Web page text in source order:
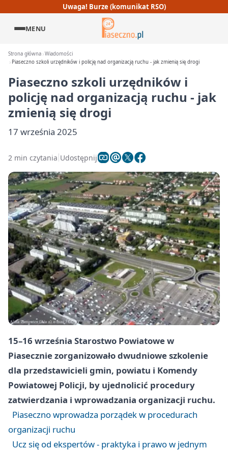
Uwaga! Burze (komunikat RSO)
MENU
Strona główna Wiadomości
Piaseczno szkoli urzędników i policję nad organizacją ruchu - jak zmienią się drogi
Piaseczno szkoli urzędników i
policję nad organizacją ruchu - jak
zmienią się drogi
17 września 2025
2 min czytania Udostępnij
15–16 września Starostwo Powiatowe w
Piasecznie zorganizowało dwudniowe szkolenie
dla przedstawicieli gmin, powiatu i Komendy
Powiatowej Policji, by ujednolicić procedury
zatwierdzania i wprowadzania organizacji ruchu.
Piaseczno wprowadza porządek w procedurach
organizacji ruchu
Ucz się od ekspertów - praktyka i prawo w jednym